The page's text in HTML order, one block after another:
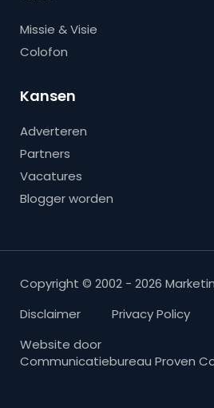
Missie & Visie
Colofon
Kansen
Adverteren
Partners
Vacatures
Blogger worden
Copyright © 2002 - 2026
Disclaimer
Privacy Policy
Website door
Communicatiebureau Proven